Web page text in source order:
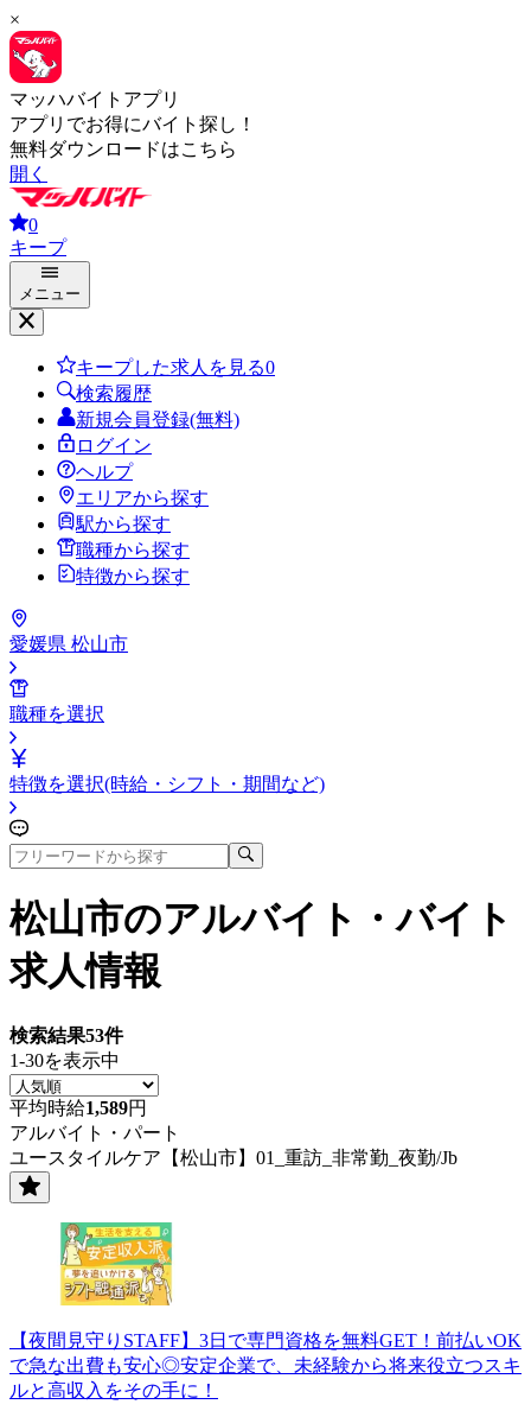
×
マッハバイトアプリ
アプリでお得にバイト探し！
無料ダウンロードはこちら
開く
0
キープ
メニュー
キープした求人を見る0
検索履歴
新規会員登録(無料)
ログイン
ヘルプ
エリアから探す
駅から探す
職種から探す
特徴から探す
愛媛県 松山市
職種を選択
特徴を選択(時給・シフト・期間など)
松山市のアルバイト・バイト
求人情報
検索結果53件
1-30を表示中
平均時給1,589円
アルバイト・パート
ユースタイルケア【松山市】01_重訪_非常勤_夜勤/Jb
【夜間見守りSTAFF】3日で専門資格を無料GET！前払いOK
で急な出費も安心◎安定企業で、未経験から将来役立つスキ
ルと高収入をその手に！